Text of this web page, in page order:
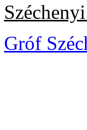
Gróf